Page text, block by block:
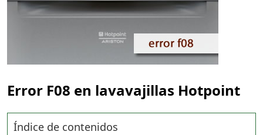
Error F08 en lavavajillas Hotpoint
Índice de contenidos